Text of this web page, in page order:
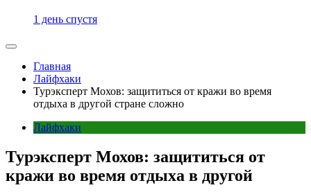
1 день спустя
Главная
Лайфхаки
Турэксперт Мохов: защититься от кражи во время
отдыха в другой стране сложно
Лайфхаки
Турэксперт Мохов: защититься от
кражи во время отдыха в другой